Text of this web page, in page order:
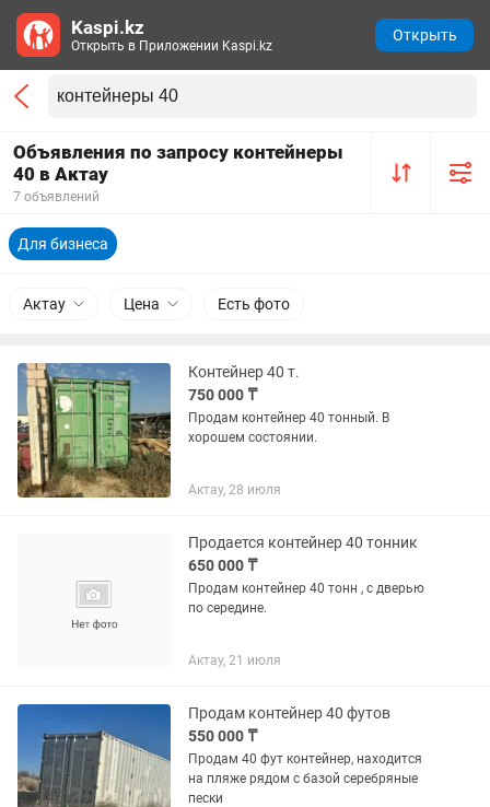
Объявления по запросу контейнеры
40 в Актау
7 объявлений
Для бизнеса
Актау Цена Есть фото
Контейнер 40 т.
750 000 ₸
Продам контейнер 40 тонный. В
хорошем состоянии.
Актау, 28 июля
Продается контейнер 40 тонник
650 000 ₸
Продам контейнер 40 тонн , с дверью
по середине.
Актау, 21 июля
Продам контейнер 40 футов
550 000 ₸
Продам 40 фут контейнер, находится
на пляже рядом с базой серебряные
пески
Kaspi.kz
Открыть в Приложении Kaspi.kz
Открыть